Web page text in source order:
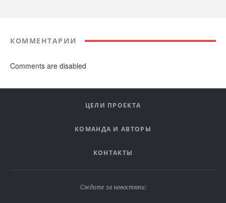
КОММЕНТАРИИ
Comments are disabled
ЦЕЛИ ПРОЕКТА
КОМАНДА И АВТОРЫ
КОНТАКТЫ
Следите за новостями: